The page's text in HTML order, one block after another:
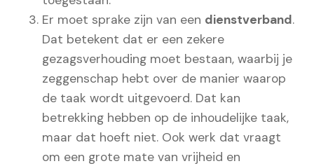
Er moet sprake zijn van een dienstverband.
Dat betekent dat er een zekere
gezagsverhouding moet bestaan, waarbij je
zeggenschap hebt over de manier waarop
de taak wordt uitgevoerd. Dat kan
betrekking hebben op de inhoudelijke taak,
maar dat hoeft niet. Ook werk dat vraagt
om een grote mate van vrijheid en